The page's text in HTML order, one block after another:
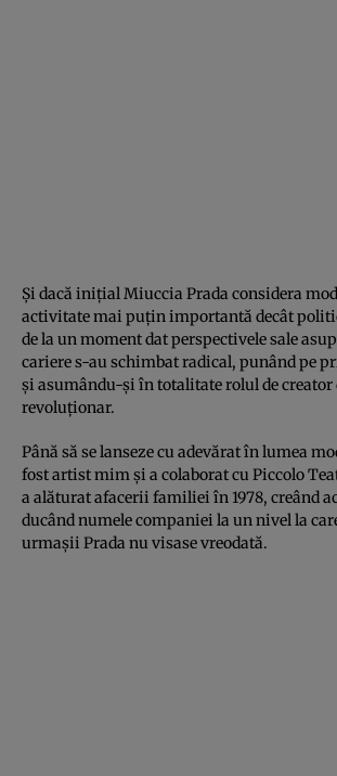
Și dacă inițial Miuccia Prada considera
activitate mai puțin importantă decât
de la un moment dat perspectivele sale
cariere s-au schimbat radical, punând pe
și asumându-și în totalitate rolul de creator
revoluționar.
Până să se lanseze cu adevărat în lumea
fost artist mim și a colaborat cu Piccolo
a alăturat afacerii familiei în 1978, creând
ducând numele companiei la un nivel la
urmașii Prada nu visase vreodată.